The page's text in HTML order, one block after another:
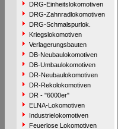
DRG-Einheitslokomotiven
DRG-Zahnradlokomotiven
DRG-Schmalspurlok.
Kriegslokomotiven
Verlagerungsbauten
DB-Neubaulokomotiven
DB-Umbaulokomotiven
DR-Neubaulokomotiven
DR-Rekolokomotiven
DR - "6000er"
ELNA-Lokomotiven
Industrielokomotiven
Feuerlose Lokomotiven